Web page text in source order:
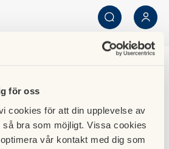
för oss
cookies för att din upplevelse av
bra som möjligt. Vissa cookies
vår kontakt med dig som
för